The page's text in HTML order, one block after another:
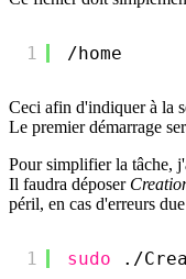
1 /home
Ceci afin d'indiquer à la
Le premier démarrage
Pour simplifier la tâche,
Il faudra déposer
péril, en cas d'erreurs
1 sudo . /